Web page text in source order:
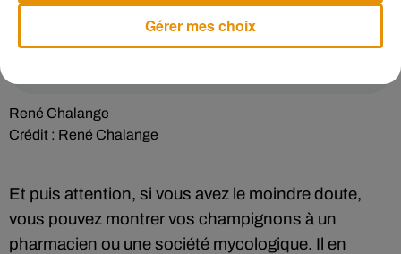
René Chalange
Crédit : René Chalange
Et puis attention, si vous avez le moindre doute,
vous pouvez montrer vos champignons à un
pharmacien ou une société mycologique. Il en
Gérer mes choix